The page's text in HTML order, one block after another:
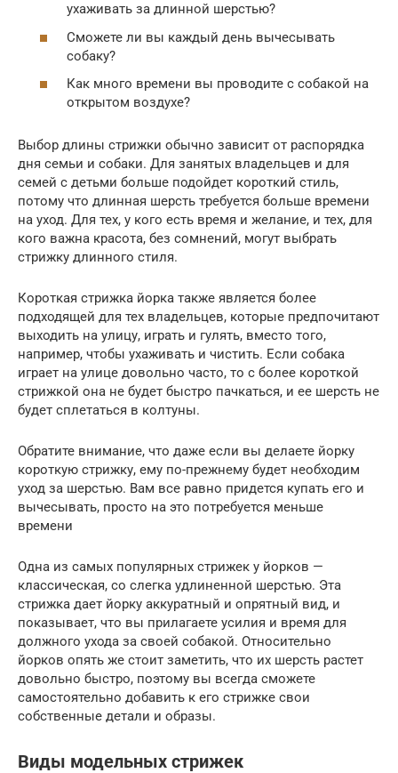
ухаживать за длинной шерстью?
Сможете ли вы каждый день вычесывать
собаку?
Как много времени вы проводите с собакой на
открытом воздухе?
Выбор длины стрижки обычно зависит от распорядка
дня семьи и собаки. Для занятых владельцев и для
семей с детьми больше подойдет короткий стиль,
потому что длинная шерсть требуется больше времени
на уход. Для тех, у кого есть время и желание, и тех, для
кого важна красота, без сомнений, могут выбрать
стрижку длинного стиля.
Короткая стрижка йорка также является более
подходящей для тех владельцев, которые предпочитают
выходить на улицу, играть и гулять, вместо того,
например, чтобы ухаживать и чистить. Если собака
играет на улице довольно часто, то с более короткой
стрижкой она не будет быстро пачкаться, и ее шерсть не
будет сплетаться в колтуны.
Обратите внимание, что даже если вы делаете йорку
короткую стрижку, ему по-прежнему будет необходим
уход за шерстью. Вам все равно придется купать его и
вычесывать, просто на это потребуется меньше
времени
Одна из самых популярных стрижек у йорков —
классическая, со слегка удлиненной шерстью. Эта
стрижка дает йорку аккуратный и опрятный вид, и
показывает, что вы прилагаете усилия и время для
должного ухода за своей собакой. Относительно
йорков опять же стоит заметить, что их шерсть растет
довольно быстро, поэтому вы всегда сможете
самостоятельно добавить к его стрижке свои
собственные детали и образы.
Виды модельных стрижек